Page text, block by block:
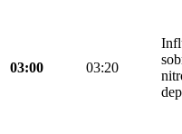
03:00 03:20